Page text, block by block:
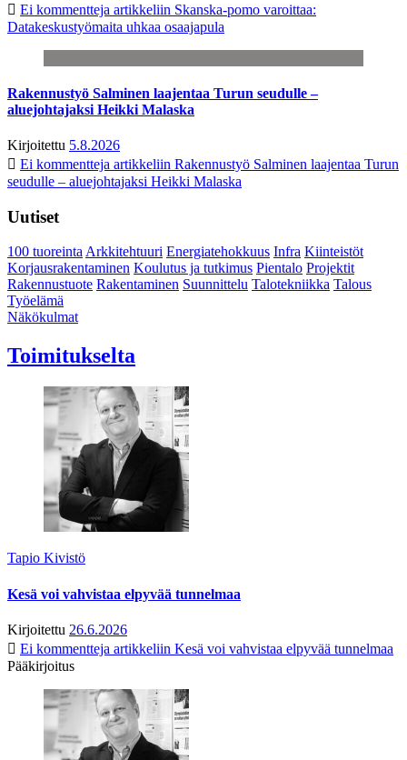
Ei kommentteja artikkeliin Skanska-pomo varoittaa:
Datakeskustyömaita uhkaa osaajapula
Rakennustyö Salminen laajentaa Turun seudulle –
aluejohtajaksi Heikki Malaska
Kirjoitettu 5.8.2026
Ei kommentteja artikkeliin Rakennustyö Salminen laajentaa Turun
seudulle – aluejohtajaksi Heikki Malaska
Uutiset
100 tuoreintaArkkitehtuuri Energiatehokkuus Infra Kiinteistöt
Korjausrakentaminen Koulutus ja tutkimus Pientalo Projektit
Rakennustuote Rakentaminen Suunnittelu Talotekniikka Talous
Työelämä
Näkökulmat
Toimitukselta
Tapio Kivistö
Kesä voi vahvistaa elpyvää tunnelmaa
Kirjoitettu 26.6.2026
Ei kommentteja artikkeliin Kesä voi vahvistaa elpyvää tunnelmaa
Pääkirjoitus